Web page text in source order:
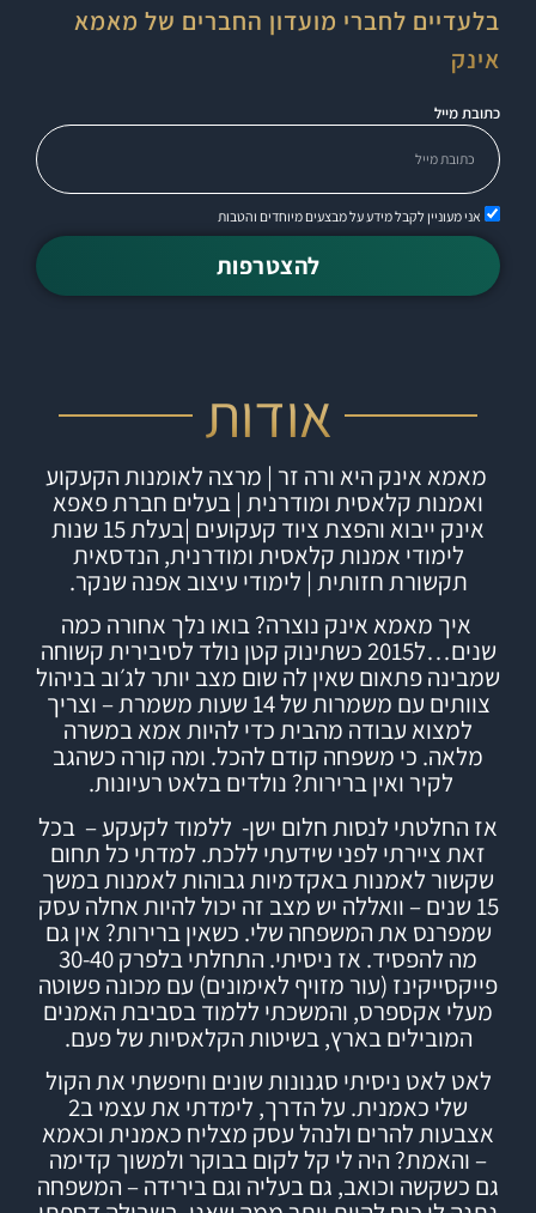
בלעדיים לחברי מועדון החברים של מאמא
אינק
כתובת מייל
אני מעוניין לקבל מידע על מבצעים מיוחדים והטבות
להצטרפות
אודות
מאמא אינק היא ורה זר | מרצה לאומנות הקעקוע
ואמנות קלאסית ומודרנית | בעלים חברתפאפא
אינק ייבוא והפצת ציוד קעקועים |
בעלת 15 שנות
לימודי אמנות קלאסית ומודרנית, הנדסאית
תקשורת חזותית | לימודי עיצוב אפנה שנקר.
איך מאמא אינק נוצרה?בואו נלך אחורה כמה
שנים…ל2015 כשתינוק קטן נולד לסיבירית קשוחה
שמבינה פתאום שאין לה שום מצב יותר לג׳וב בניהול
צוותים עם משמרות של 14 שעות משמרת – וצריך
למצוא עבודה מהבית כדי להיות אמא במשרה
מלאה. כי משפחה קודם להכל. ומה קורה כשהגב
לקיר ואין ברירות? נולדים בלאט רעיונות.
אז החלטתי לנסות חלום ישן- ללמוד לקעקע – בכל
זאת ציירתי לפני שידעתי ללכת. למדתי כל תחום
שקשור לאמנות באקדמיות גבוהות לאמנות במשך
15 שנים – וואללה יש מצב זה יכול להיות אחלה עסק
שמפרנס את המשפחה שלי. כשאין ברירות? אין גם
מה להפסיד. אז ניסיתי.
התחלתי בלפרק 30-40
פייקסייקינז (עור מזויף לאימונים) עם מכונה פשוטה
מעלי אקספרס, והמשכתי ללמודבסביבת האמנים
המובילים בארץ,בשיטות הקלאסיות של פעם.
לאט לאט ניסיתי סגנונות שונים וחיפשתי את הקול
שלי כאמנית. על הדרך, לימדתי את עצמי ב2
אצבעות להרים ולנהל עסק מצליח כאמנית וכאמא
– והאמת? היה לי קל לקום בבוקר ולמשוך קדימה
גם כשקשה וכואב, גם בעליה וגם בירידה – המשפחה